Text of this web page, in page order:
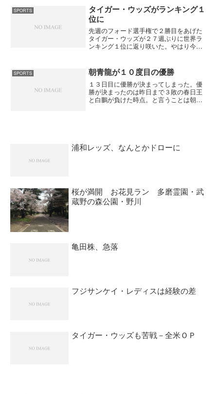
しいと思ったね。上限が決...
SPORTS
タイガー・ウッズがランキング１
位に
先週のフォード選手権で２勝目をあげた
タイガー・ウッズが２７週ぶりに世界ラ
ンキング１位に返り咲いた。やはり今年
われるマスターズまであと１ヶ月。それ
までに調子を維持できれば...
SPORTS 朝青龍が１０度目の優勝
１３日目に優勝が決まってしまった。優
勝が決まったのは昨日まで３敗の春日王
と白鵬が負けた時点。と言うことは朝青
浦和レッズ、なんとかドローに
桜が満開 お花見ラン 多磨霊園・武
蔵野の森公園・野川
亀田株、急落
フジサンケイ・レディスは経験の差
タイガー・ウッズも苦戦－全米ＯＰ